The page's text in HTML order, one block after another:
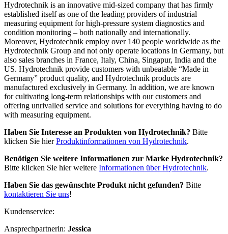
Hydrotechnik is an innovative mid-sized company that has firmly
established itself as one of the leading providers of industrial
measuring equipment for high-pressure system diagnostics and
condition monitoring – both nationally and internationally.
Moreover, Hydrotechnik employ over 140 people worldwide as the
Hydrotechnik Group and not only operate locations in Germany, but
also sales branches in France, Italy, China, Singapur, India and the
US. Hydrotechnik provide customers with unbeatable “Made in
Germany” product quality, and Hydrotechnik products are
manufactured exclusively in Germany. In addition, we are known
for cultivating long-term relationships with our customers and
offering unrivalled service and solutions for everything having to do
with measuring equipment.
Haben Sie Interesse an Produkten von Hydrotechnik? Bitte
klicken Sie hierProduktinformationen von Hydrotechnik.
Benötigen Sie weitere Informationen zur Marke Hydrotechnik?
Bitte klicken Sie hier weitere Informationen über Hydrotechnik.
Haben Sie das gewünschte Produkt nicht gefunden? Bitte
kontaktieren Sie uns!
Kundenservice:
Ansprechpartnerin: Jessica